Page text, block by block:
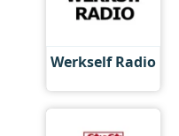
Werkself Radio